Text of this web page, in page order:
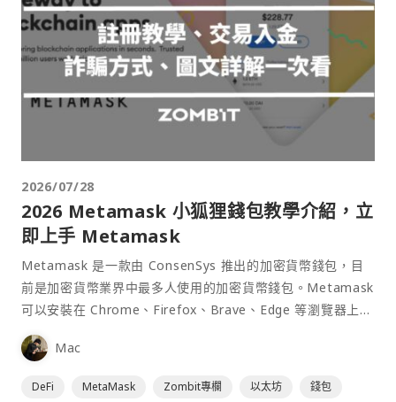
2026/07/28
2026 Metamask 小狐狸錢包教學介紹，立
即上手 Metamask
Metamask 是一款由 ConsenSys 推出的加密貨幣錢包，目
前是加密貨幣業界中最多人使用的加密貨幣錢包。Metamask
可以安裝在 Chrome、Firefox、Brave、Edge 等瀏覽器上作
為插件使用，具備許多功能且使用上非常方便。
Mac
DeFi MetaMask Zombit專欄 以太坊 錢包